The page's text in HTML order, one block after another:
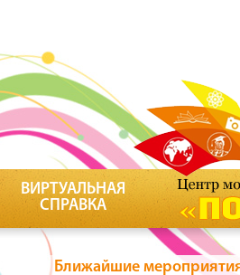
ВИРТУАЛЬНАЯ
СПРАВКА
Ближайшие